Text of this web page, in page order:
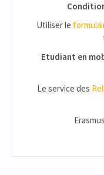
Utiliser le
Etudiant en
Le service des